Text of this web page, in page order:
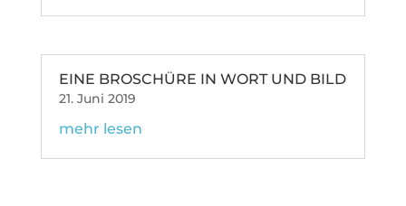
EINE BRO­SCHÜRE IN WORT UND BILD
21. Juni 2019
mehr lesen